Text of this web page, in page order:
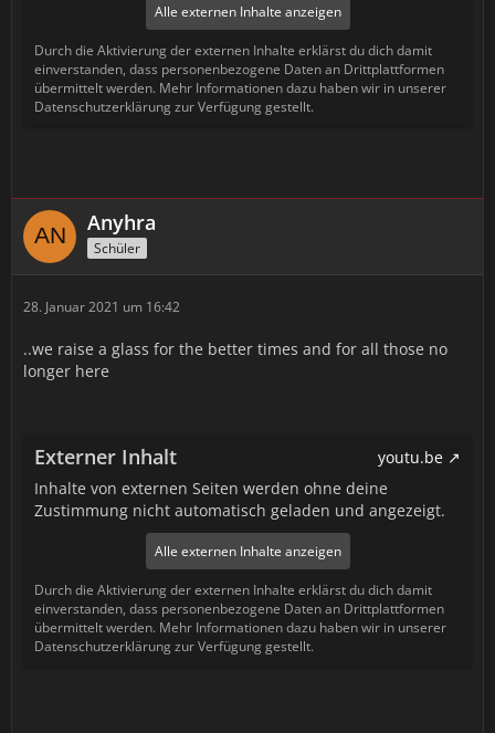
Alle externen Inhalte anzeigen
Durch die Aktivierung der externen Inhalte erklärst du dich damit
einverstanden, dass personenbezogene Daten an Drittplattformen
übermittelt werden. Mehr Informationen dazu haben wir in unserer
Datenschutzerklärung zur Verfügung gestellt.
Anyhra
Schüler
28. Januar 2021 um 16:42
..we raise a glass for the better times and for all those no
longer here
Externer Inhalt
youtu.be
Inhalte von externen Seiten werden ohne deine
Zustimmung nicht automatisch geladen und angezeigt.
Alle externen Inhalte anzeigen
Durch die Aktivierung der externen Inhalte erklärst du dich damit
einverstanden, dass personenbezogene Daten an Drittplattformen
übermittelt werden. Mehr Informationen dazu haben wir in unserer
Datenschutzerklärung zur Verfügung gestellt.